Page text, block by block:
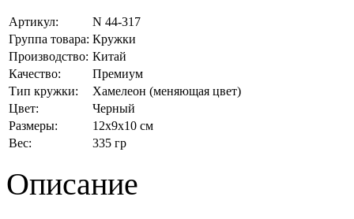
Артикул:
N 44-317
Группа товара: Кружки
Производство: Китай
Качество:
Премиум
Тип кружки:
Хамелеон (меняющая цвет)
Цвет:
Черный
Размеры:
12x9x10 см
Вес:
335 гр
Описание